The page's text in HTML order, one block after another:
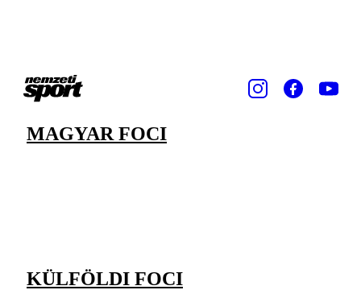
MAGYAR FOCI
KÜLFÖLDI FOCI